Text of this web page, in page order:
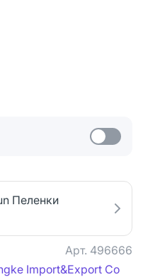
Пеленки
Арт. 496666
Import&Export Co